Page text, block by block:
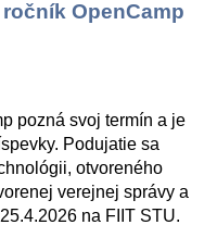
OpenCamp
pozná svoj termín a je
Podujatie sa
otvoreného
verejnej správy a
na FIIT STU.